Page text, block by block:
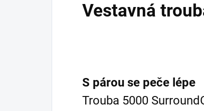
Vestavná
S párou se peče lépe
Trouba 5000